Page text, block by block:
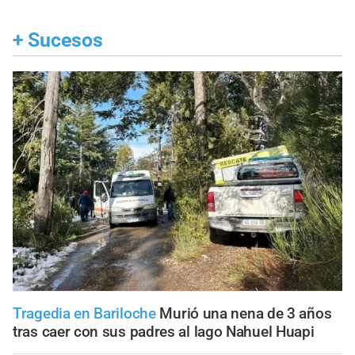
+ Sucesos
Tragedia en Bariloche Murió una nena de 3 años
tras caer con sus padres al lago Nahuel Huapi